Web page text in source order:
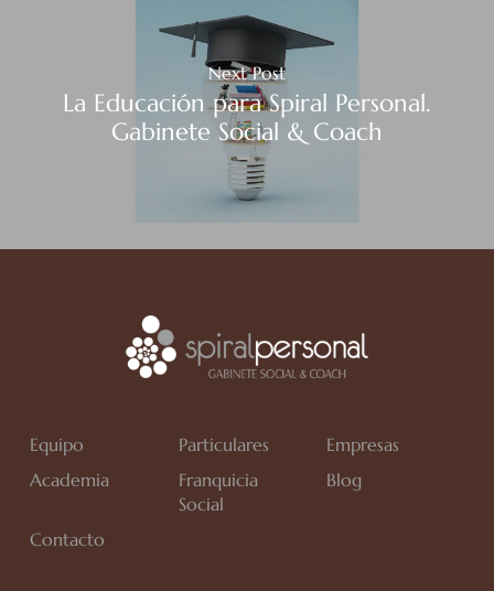
Next Post
La Educación para Spiral Personal.
Gabinete Social & Coach
Equipo Particulares
Empresas
Academia
Franquicia
Social
Blog
Contacto